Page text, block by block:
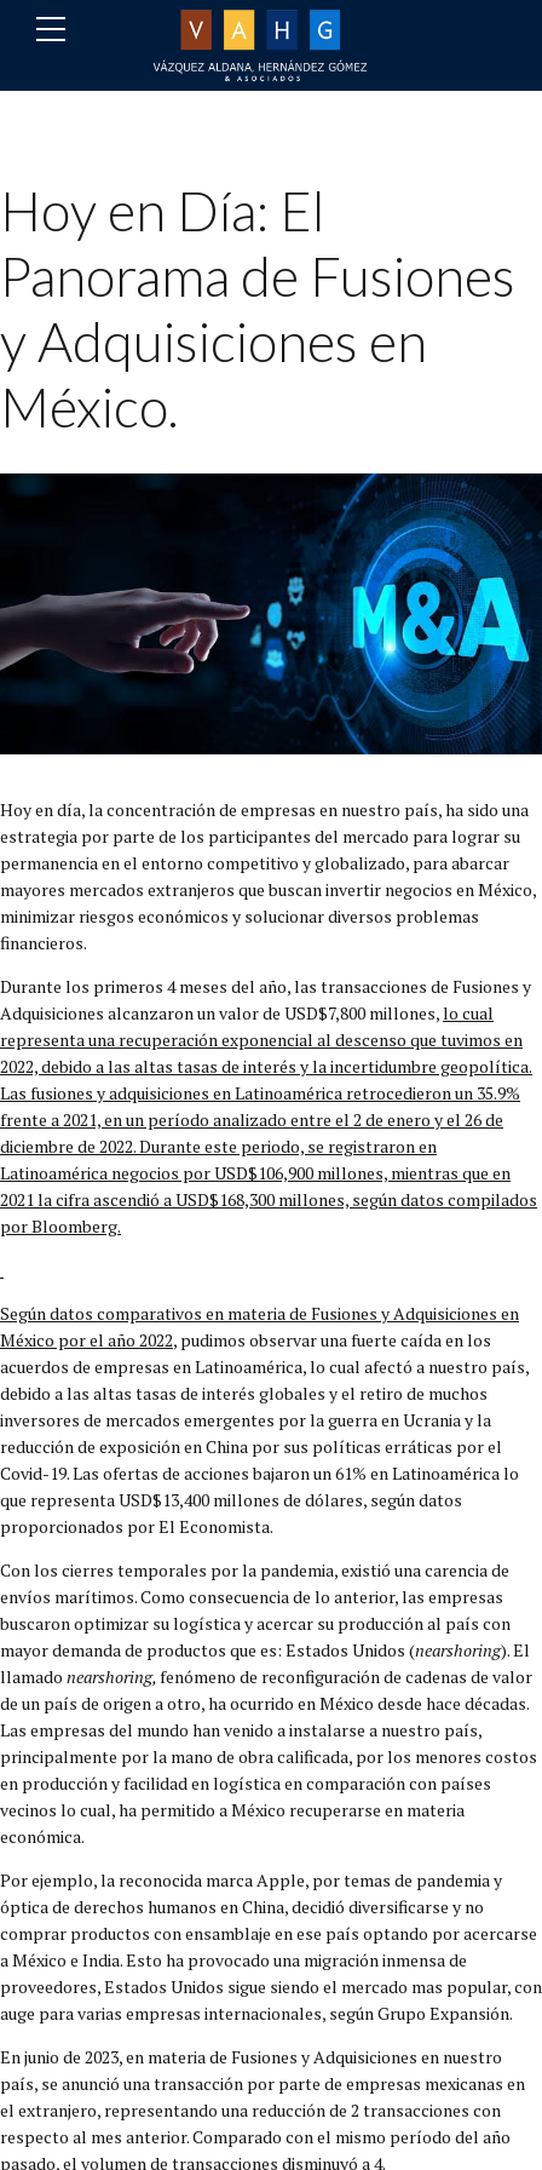
Hoy en Día: El
Panorama de Fusiones
y Adquisiciones en
México.
Hoy en día, la concentración de empresas en nuestro país, ha sido una
estrategia por parte de los participantes del mercado para lograr su
permanencia en el entorno competitivo y globalizado, para abarcar
mayores mercados extranjeros que buscan invertir negocios en México,
minimizar riesgos económicos y solucionar diversos problemas
financieros.
Durante los primeros 4 meses del año, las transacciones de Fusiones y
Adquisiciones alcanzaron un valor de USD$7,800 millones,lo cual
representa una recuperación exponencial al descenso que tuvimos en
2022, debido a las altas tasas de interés y la incertidumbre geopolítica.
Las fusiones y adquisiciones en Latinoamérica retrocedieron un 35.9%
frente a 2021, en un período analizado entre el 2 de enero y el 26 de
diciembre de 2022. Durante este periodo, se registraron en
Latinoamérica negocios por USD$106,900 millones, mientras que en
2021 la cifra ascendió a USD$168,300 millones, según datos compilados
por Bloomberg.
Según datos comparativos en materia de Fusiones y Adquisiciones en
México por el año 2022, pudimos observar una fuerte caída en los
acuerdos de empresas en Latinoamérica, lo cual afectó a nuestro país,
debido a las altas tasas de interés globales y el retiro de muchos
inversores de mercados emergentes por la guerra en Ucrania y la
reducción de exposición en China por sus políticas erráticas por el
Covid-19. Las ofertas de acciones bajaron un 61% en Latinoamérica lo
que representa USD$13,400 millones de dólares, según datos
proporcionados por El Economista.
Con los cierres temporales por la pandemia, existió una carencia de
envíos marítimos. Como consecuencia de lo anterior, las empresas
buscaron optimizar su logística y acercar su producción al país con
mayor demanda de productos que es: Estados Unidos (nearshoring). El
llamado nearshoring,fenómeno de reconfiguración de cadenas de valor
de un país de origen a otro, ha ocurrido en México desde hace décadas.
Las empresas del mundo han venido a instalarse a nuestro país,
principalmente por la mano de obra calificada, por los menores costos
en producción y facilidad en logística en comparación con países
vecinos lo cual, ha permitido a México recuperarse en materia
económica.
Por ejemplo, la reconocida marca Apple, por temas de pandemia y
óptica de derechos humanos en China, decidió diversificarse y no
comprar productos con ensamblaje en ese país optando por acercarse
a México e India. Esto ha provocado una migración inmensa de
proveedores, Estados Unidos sigue siendo el mercado mas popular, con
auge para varias empresas internacionales, según Grupo Expansión.
En junio de 2023, en materia de Fusiones y Adquisiciones en nuestro
país, se anunció una transacción por parte de empresas mexicanas en
el extranjero, representando una reducción de 2 transacciones con
respecto al mes anterior. Comparado con el mismo período del año
pasado, el volumen de transacciones disminuyó a 4.